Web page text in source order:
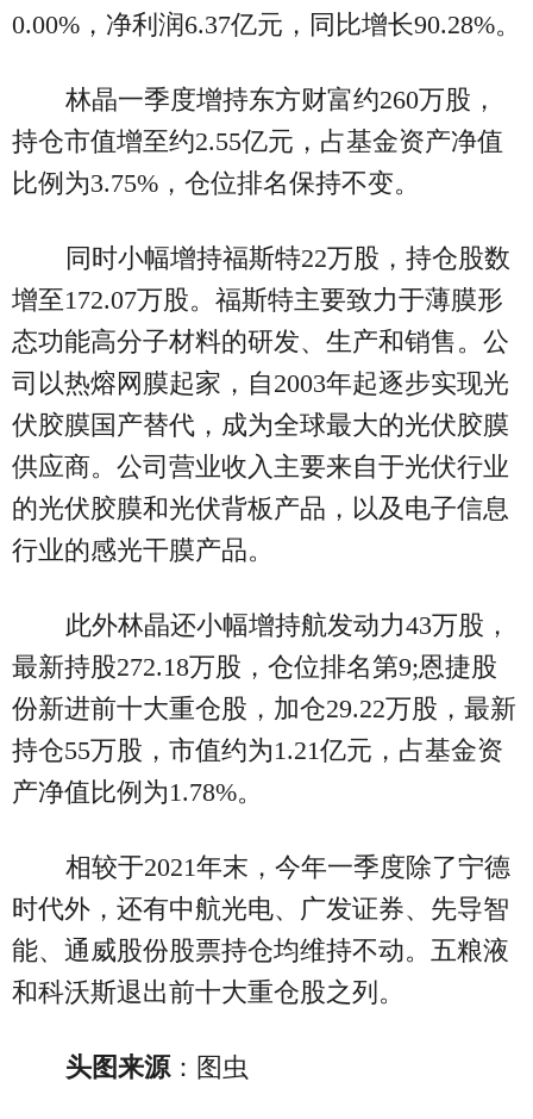
0.00%，净利润6.37亿元，同比增长90.28%。
林晶一季度增持东方财富约260万股，
持仓市值增至约2.55亿元，占基金资产净值
比例为3.75%，仓位排名保持不变。
同时小幅增持福斯特22万股，持仓股数
增至172.07万股。福斯特主要致力于薄膜形
态功能高分子材料的研发、生产和销售。公
司以热熔网膜起家，自2003年起逐步实现光
伏胶膜国产替代，成为全球最大的光伏胶膜
供应商。公司营业收入主要来自于光伏行业
的光伏胶膜和光伏背板产品，以及电子信息
行业的感光干膜产品。
此外林晶还小幅增持航发动力43万股，
最新持股272.18万股，仓位排名第9;恩捷股
份新进前十大重仓股，加仓29.22万股，最新
持仓55万股，市值约为1.21亿元，占基金资
产净值比例为1.78%。
相较于2021年末，今年一季度除了宁德
时代外，还有中航光电、广发证券、先导智
能、通威股份股票持仓均维持不动。五粮液
和科沃斯退出前十大重仓股之列。
头图来源：图虫